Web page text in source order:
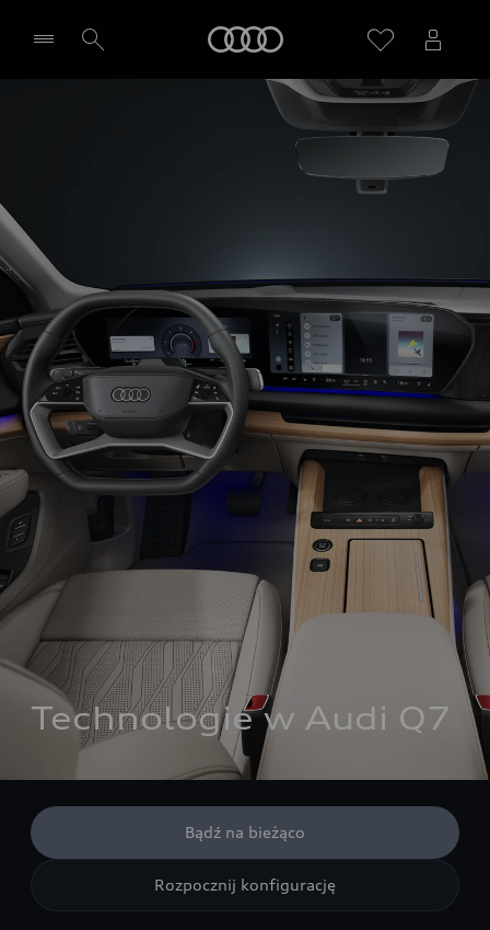
Wybierz Twojego Partnera Audi
Technologie
Zapytaj o indywidualną ofertę
Technologie w Audi Q7
Bądź na bieżąco
Rozpocznij konfigurację